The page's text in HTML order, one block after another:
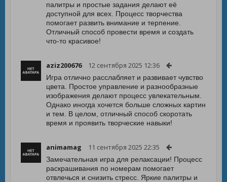
палитры и простые задания делают её
доступной для всех. Процесс творчества
помогает развить внимание и терпение.
Отличный способ провести время и создать
что-то красивое!
aziz200676 12 сентября 2025 12:36
Игра отлично расслабляет и развивает чувство
цвета. Простое управление и разнообразные
изображения делают процесс увлекательным.
Однако иногда хочется больше сложных картин
и тем. В целом, отличный способ скоротать
время и проявить творческие навыки!
animamag 11 сентября 2025 22:35
Замечательная игра для релаксации! Процесс
раскрашивания по номерам помогает
отвлечься и снизить стресс. Яркие палитры и